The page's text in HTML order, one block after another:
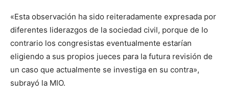
«Esta observación ha sido reiteradamente expresada por
diferentes liderazgos de la sociedad civil, porque de lo
contrario los congresistas eventualmente estarían
eligiendo a sus propios jueces para la futura revisión de
un caso que actualmente se investiga en su contra»,
subrayó la MIO.